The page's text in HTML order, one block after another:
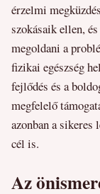
érzelmi
szokásaik ellen,
megoldani a
fizikai egészség
fejlődés és a
megfelelő
azonban a sikeres
cél is.
Az